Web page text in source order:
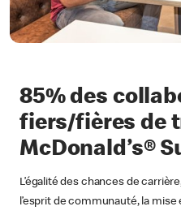
85% des
fiers/fières de
McDonald’s®
L’égalité des chances de
l’esprit de communauté, la